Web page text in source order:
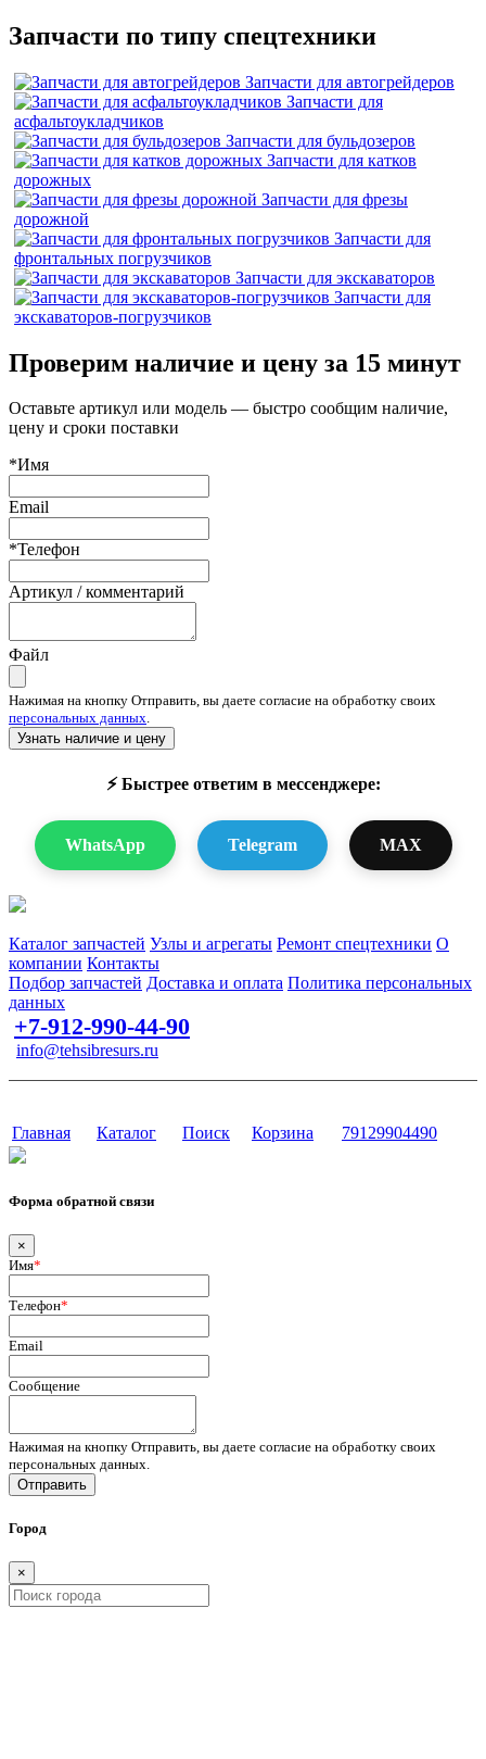
Запчасти по типу спецтехники
Запчасти для автогрейдеров
Запчасти для
асфальтоукладчиков
Запчасти для бульдозеров
Запчасти для катков
дорожных
Запчасти для фрезы
дорожной
Запчасти для
фронтальных погрузчиков
Запчасти для экскаваторов
Запчасти для
экскаваторов-погрузчиков
Проверим наличие и цену за 15 минут
Оставьте артикул или модель — быстро сообщим наличие,
цену и сроки поставки
*Имя
Email
*Телефон
Артикул / комментарий
Файл
Нажимая на кнопку Отправить, вы даете согласие на обработку своих
персональных данных.
Узнать наличие и цену
⚡ Быстрее ответим в мессенджере:
WhatsApp Telegram MAX
Каталог запчастей Узлы и агрегаты Ремонт спецтехники О
компании Контакты
Подбор запчастей Доставка и оплата Политика персональных
данных
+7-912-990-44-90
info@tehsibresurs.ru
Главная Каталог Поиск Корзина 79129904490
Форма обратной связи
×
Имя*
Телефон*
Email
Сообщение
Нажимая на кнопку Отправить, вы даете согласие на обработку своих
персональных данных.
Отправить
Город
×